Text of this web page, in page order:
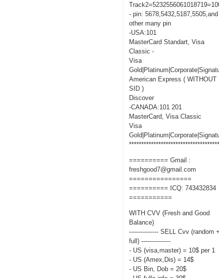
- pin: 5678,5432,5187,5505,and
other many pin
-USA:101
MasterCard Standart, Visa
Classic -
Visa
American Express ( WITHOUT
SID )
Discover
-CANADA:101 201
MasterCard, Visa Classic
Visa
========== Gmail :
freshgood7@gmail.com
================
========== ICQ: 743432834
===========
WITH CVV (Fresh and Good
Balance)
--------------- SELL Cvv (random
full) ---------------
- US (visa,master) = 10$ per 1
- US (Amex,Dis) = 14$
- US Bin, Dob = 20$